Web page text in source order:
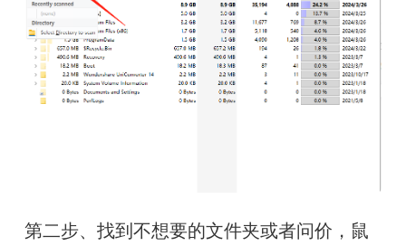
第二步、找到不想要的文件夹或者问价，鼠